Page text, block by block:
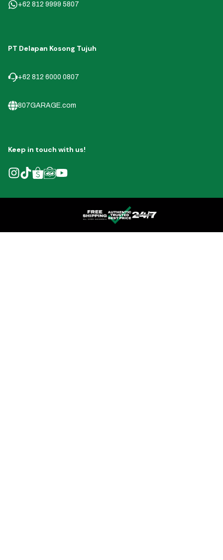
+62 812 9999 5807
PT Delapan Kosong Tujuh
+62 812 6000 0807
807GARAGE.com
Keep in touch with us!